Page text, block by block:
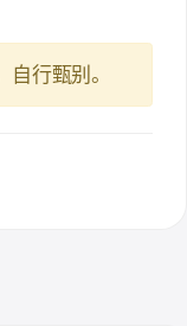
行甄别。